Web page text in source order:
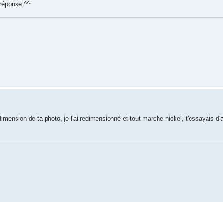
^^
de ta photo, je l'ai redimensionné et tout marche nickel, t'essayais